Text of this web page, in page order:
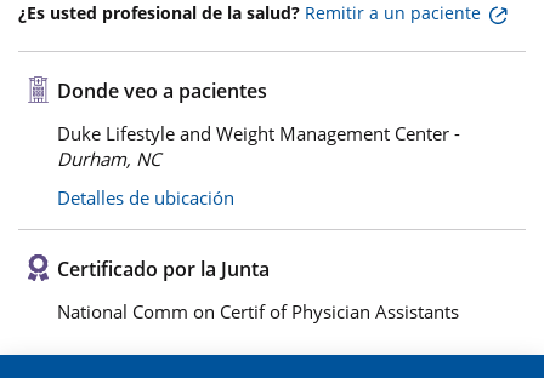
¿Es usted profesional de la salud? Remitir a un paciente
Donde veo a pacientes
Duke Lifestyle and Weight Management Center -
Durham, NC
Detalles de ubicación
Certificado por la Junta
National Comm on Certif of Physician Assistants